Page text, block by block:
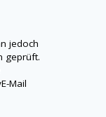
jedoch
geprüft.
E-Mail